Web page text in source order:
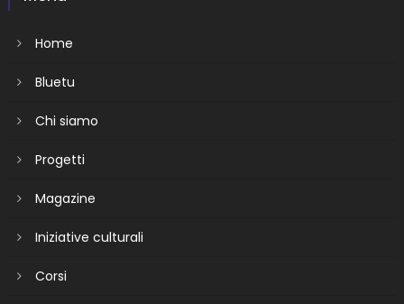
Home
Bluetu
Chi siamo
Progetti
Magazine
Iniziative culturali
Corsi